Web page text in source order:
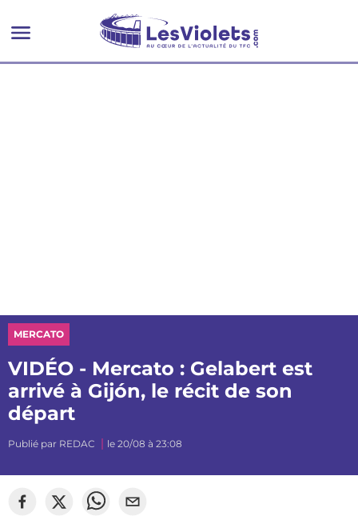
MERCATO
VIDÉO - Mercato : Gelabert est
arrivé à Gijón, le récit de son
départ
Publié par REDAC le 20/08 à 23:08